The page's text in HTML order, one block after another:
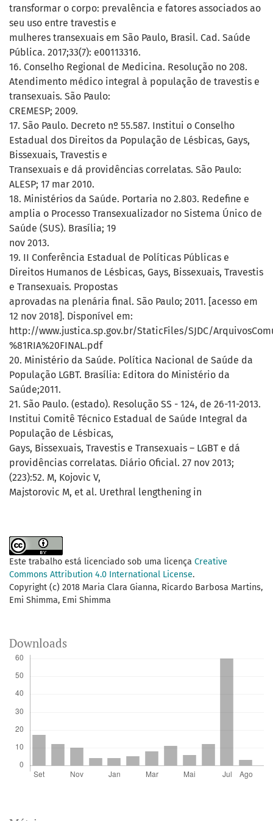
transformar o corpo: prevalência e fatores associados ao
seu uso entre travestis e
mulheres transexuais em São Paulo, Brasil. Cad. Saúde
Pública. 2017;33(7): e00113316.
16. Conselho Regional de Medicina. Resolução no 208.
Atendimento médico integral à população de travestis e
transexuais. São Paulo:
CREMESP; 2009.
17. São Paulo. Decreto nº 55.587. Institui o Conselho
Estadual dos Direitos da População de Lésbicas, Gays,
Bissexuais, Travestis e
Transexuais e dá providências correlatas. São Paulo:
ALESP; 17 mar 2010.
18. Ministérios da Saúde. Portaria no 2.803. Redefine e
amplia o Processo Transexualizador no Sistema Único de
Saúde (SUS). Brasília; 19
nov 2013.
19. II Conferência Estadual de Políticas Públicas e
Direitos Humanos de Lésbicas, Gays, Bissexuais, Travestis
e Transexuais. Propostas
aprovadas na plenária final. São Paulo; 2011. [acesso em
12 nov 2018]. Disponível em:
http://www.justica.sp.gov.br/StaticFiles/SJDC/
%81RIA%20FINAL.pdf
20. Ministério da Saúde. Política Nacional de Saúde da
População LGBT. Brasília: Editora do Ministério da
Saúde;2011.
21. São Paulo. (estado). Resolução SS - 124, de 26-11-2013.
Institui Comitê Técnico Estadual de Saúde Integral da
População de Lésbicas,
Gays, Bissexuais, Travestis e Transexuais – LGBT e dá
providências correlatas. Diário Oficial. 27 nov 2013;
(223):52. M, Kojovic V,
Majstorovic M, et al. Urethral lengthening in
Este trabalho está licenciado sob uma licença Creative
Commons Attribution 4.0 International License.
Copyright (c) 2018 Maria Clara Gianna, Ricardo Barbosa Martins,
Emi Shimma, Emi Shimma
Downloads